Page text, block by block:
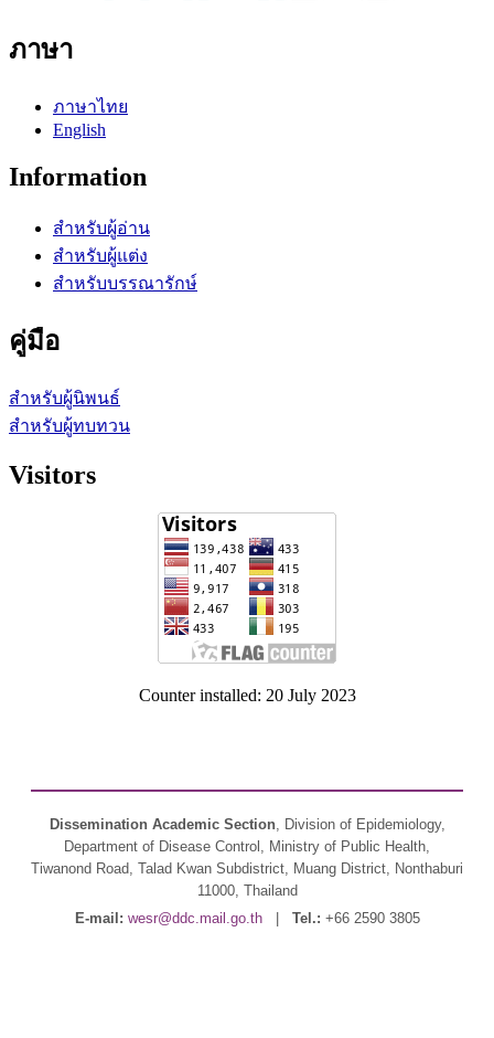
ภาษา
ภาษาไทย
English
Information
สำหรับผู้อ่าน
สำหรับผู้แต่ง
สำหรับบรรณารักษ์
คู่มือ
สำหรับผู้นิพนธ์
สำหรับผู้ทบทวน
Visitors
Counter installed: 20 July 2023
Dissemination Academic Section, Division of Epidemiology,
Department of Disease Control, Ministry of Public Health,
Tiwanond Road, Talad Kwan Subdistrict, Muang District, Nonthaburi
11000, Thailand
E-mail: wesr@ddc.mail.go.th| Tel.: +66 2590 3805